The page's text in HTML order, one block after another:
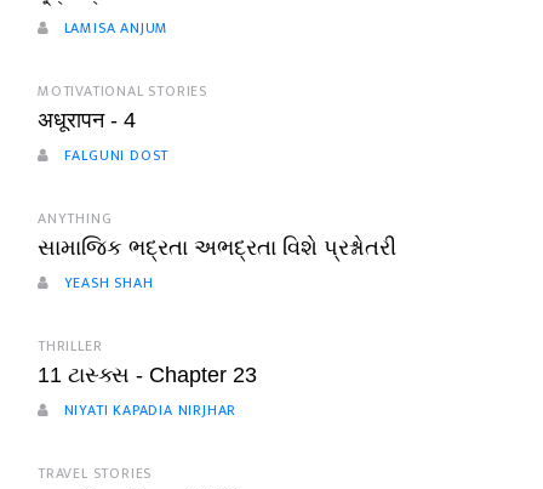
LAMISA ANJUM
MOTIVATIONAL STORIES
अधूरापन - 4
FALGUNI DOST
ANYTHING
સામાજિક ભદ્રતા અભદ્રતા વિશે પ્રશ્નોતરી
YEASH SHAH
THRILLER
11 ટાસ્ક્સ - Chapter 23
NIYATI KAPADIA NIRJHAR
TRAVEL STORIES